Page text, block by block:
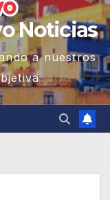
Noticias
a nuestros